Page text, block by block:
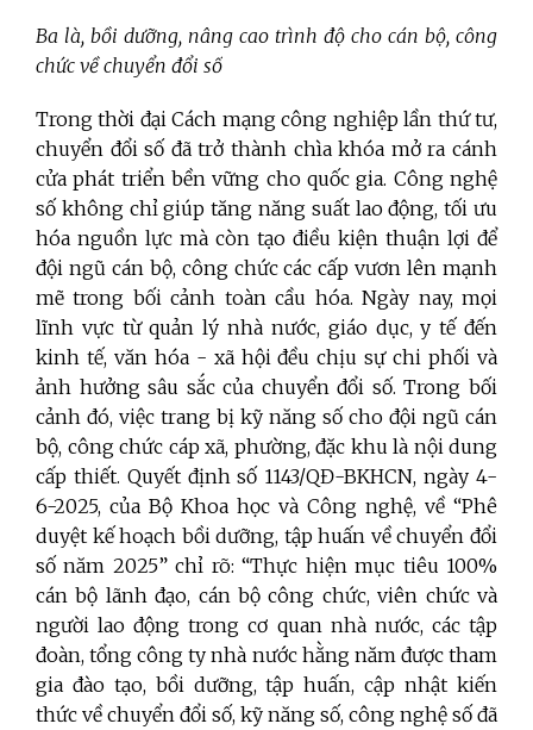
Ba là, bồi dưỡng, nâng cao trình độ cho cán bộ, công
chức về chuyển đổi số
Trong thời đại Cách mạng công nghiệp lần thứ tư,
chuyển đổi số đã trở thành chìa khóa mở ra cánh
cửa phát triển bền vững cho quốc gia. Công nghệ
số không chỉ giúp tăng năng suất lao động, tối ưu
hóa nguồn lực mà còn tạo điều kiện thuận lợi để
đội ngũ cán bộ, công chức các cấp vươn lên mạnh
mẽ trong bối cảnh toàn cầu hóa. Ngày nay, mọi
lĩnh vực từ quản lý nhà nước, giáo dục, y tế đến
kinh tế, văn hóa - xã hội đều chịu sự chi phối và
ảnh hưởng sâu sắc của chuyển đổi số. Trong bối
cảnh đó, việc trang bị kỹ năng số cho đội ngũ cán
bộ, công chức cáp xã, phường, đặc khu là nội dung
cấp thiết. Quyết định số 1143/QĐ-BKHCN, ngày 4-
6-2025, của Bộ Khoa học và Công nghệ, về “Phê
duyệt kế hoạch bồi dưỡng, tập huấn về chuyển đổi
số năm 2025” chỉ rõ: “Thực hiện mục tiêu 100%
cán bộ lãnh đạo, cán bộ công chức, viên chức và
người lao động trong cơ quan nhà nước, các tập
đoàn, tổng công ty nhà nước hằng năm được tham
gia đào tạo, bồi dưỡng, tập huấn, cập nhật kiến
thức về chuyển đổi số, kỹ năng số, công nghệ số đã